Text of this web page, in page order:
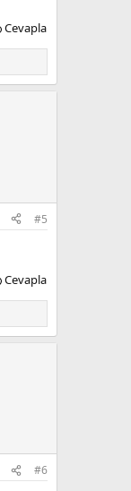
Cevapla
#5
Cevapla
#6